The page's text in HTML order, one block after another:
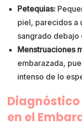
Petequias:
piel, parecidos a
sangrado debajo
Menstruaciones
embarazada,
intenso de lo
en el